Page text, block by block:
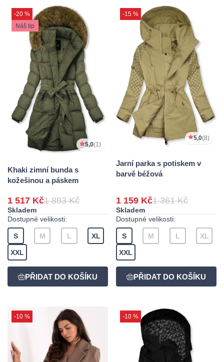
-20 %
Náš tip
5,0(1)
Khaki zimní bunda s
kožešinou a páskem
1 517 Kč1 893 Kč
Skladem
Dostupné velikosti:
S M L XL
XXL
-15 %
5,0(8)
Jarní parka s potiskem v
barvě béžová
1 159 Kč1 361 Kč
Skladem
Dostupné velikosti:
S M L XL
XXL
-10 % -10 %